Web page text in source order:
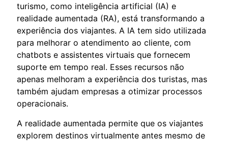
turismo, como inteligência artificial (IA) e
realidade aumentada (RA), está transformando a
experiência dos viajantes. A IA tem sido utilizada
para melhorar o atendimento ao cliente, com
chatbots e assistentes virtuais que fornecem
suporte em tempo real. Esses recursos não
apenas melhoram a experiência dos turistas, mas
também ajudam empresas a otimizar processos
operacionais.
A realidade aumentada permite que os viajantes
explorem destinos virtualmente antes mesmo de